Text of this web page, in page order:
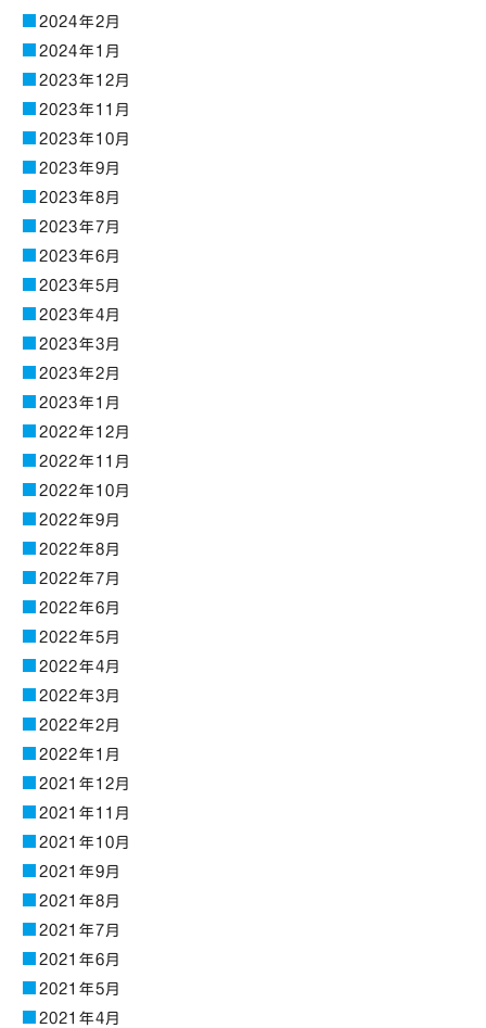
2024年2月
2024年1月
2023年12月
2023年11月
2023年10月
2023年9月
2023年8月
2023年7月
2023年6月
2023年5月
2023年4月
2023年3月
2023年2月
2023年1月
2022年12月
2022年11月
2022年10月
2022年9月
2022年8月
2022年7月
2022年6月
2022年5月
2022年4月
2022年3月
2022年2月
2022年1月
2021年12月
2021年11月
2021年10月
2021年9月
2021年8月
2021年7月
2021年6月
2021年5月
2021年4月